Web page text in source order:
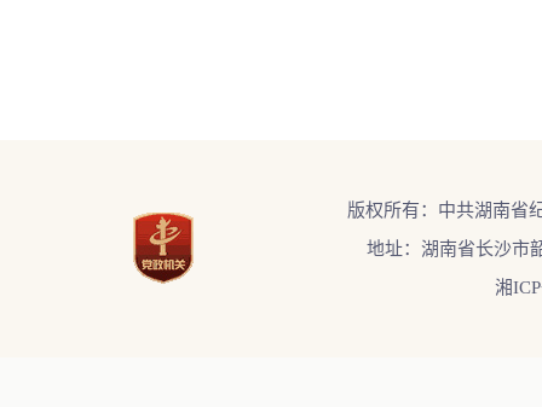
版权所有：中共湖南省
地址：湖南省长沙市
湘